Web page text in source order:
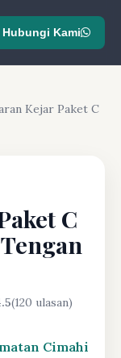
Hubungi Kami
Kejar Paket C
C
(120 ulasan)
Cimahi